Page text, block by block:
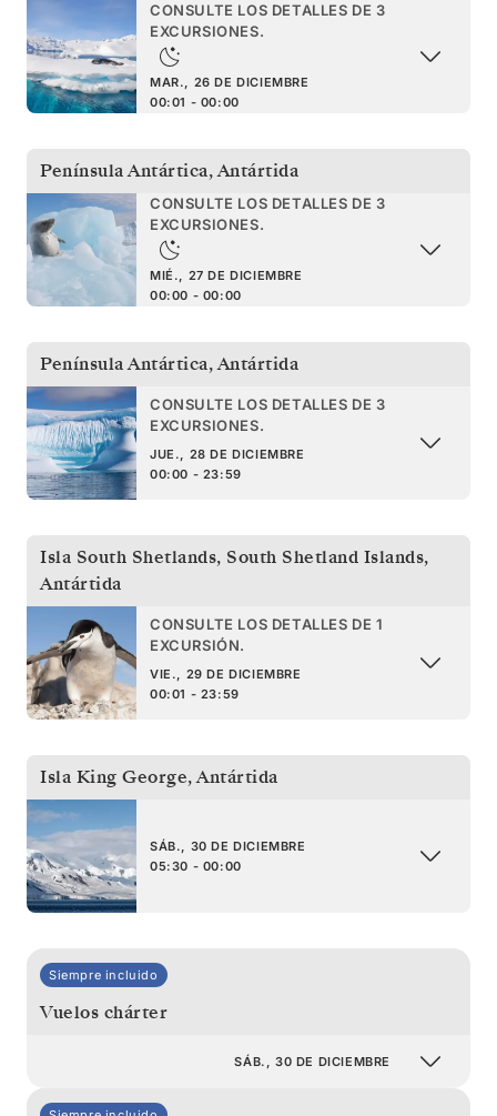
CONSULTE LOS DETALLES DE 3
EXCURSIONES.
MAR., 26 DE DICIEMBRE
00:01 - 00:00
Península Antártica,Antártida
CONSULTE LOS DETALLES DE 3
EXCURSIONES.
MIÉ., 27 DE DICIEMBRE
00:00 - 00:00
Península Antártica,Antártida
CONSULTE LOS DETALLES DE 3
EXCURSIONES.
JUE., 28 DE DICIEMBRE
00:00 - 23:59
Isla South Shetlands, South Shetland Islands,
Antártida
CONSULTE LOS DETALLES DE 1
EXCURSIÓN.
VIE., 29 DE DICIEMBRE
00:01 - 23:59
Isla King George,Antártida
SÁB., 30 DE DICIEMBRE
05:30 - 00:00
Siempre incluido
Vuelos chárter
SÁB., 30 DE DICIEMBRE